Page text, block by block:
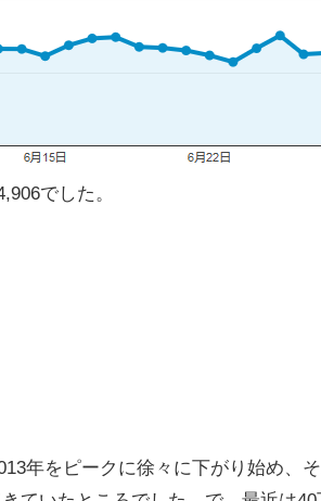
でした。
年をピークに徐々に下がり始め、